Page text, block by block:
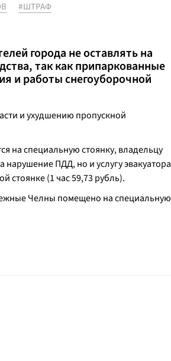
#ШТРАФ
города не оставлять на
так как припаркованные
и работы снегоуборочной
и ухудшению пропускной
на специальную стоянку, владельцу
ПДД, но и услугу эвакуатора
стоянке (1 час 59,73 рубль).
Челны помещено на специальную